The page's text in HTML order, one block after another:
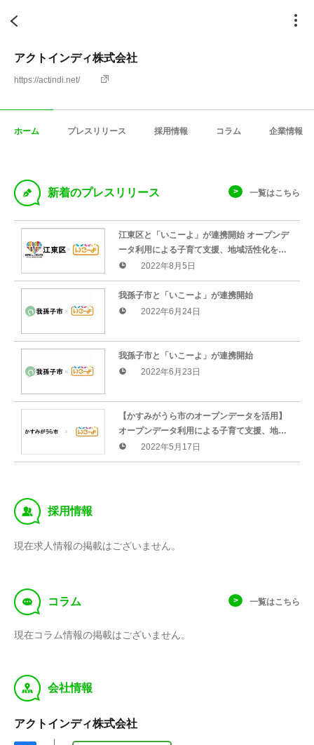
アクトインディ株式会社
https://actindi.net/
ホーム プレスリリース 採用情報 コラム 企業情報
D 新着のプレスリリース 一覧はこちら
江東区と「いこーよ」が連携開始 オープンデ
ータ利用による子育て支援、地域活性化をサ
ポート2022年8月5日
我孫子市と「いこーよ」が連携開始
2022年6月24日
我孫子市と「いこーよ」が連携開始
2022年6月23日
【かすみがうら市のオープンデータを活用】
オープンデータ利用による子育て支援、地域
活性化をサポート
2022年5月17日
‰ 採用情報
現在求人情報の掲載はございません。
f コラム 一覧はこちら
現在コラム情報の掲載はございません。
y 会社情報
アクトインディ株式会社